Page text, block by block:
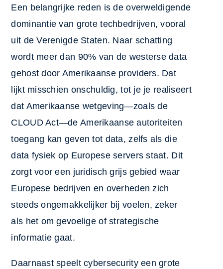
Een belangrijke reden is de overweldigende
dominantie van grote techbedrijven, vooral
uit de Verenigde Staten. Naar schatting
wordt meer dan 90% van de westerse data
gehost door Amerikaanse providers. Dat
lijkt misschien onschuldig, tot je je realiseert
dat Amerikaanse wetgeving—zoals de
CLOUD Act—de Amerikaanse autoriteiten
toegang kan geven tot data, zelfs als die
data fysiek op Europese servers staat. Dit
zorgt voor een juridisch grijs gebied waar
Europese bedrijven en overheden zich
steeds ongemakkelijker bij voelen, zeker
als het om gevoelige of strategische
informatie gaat.
Daarnaast speelt cybersecurity een grote